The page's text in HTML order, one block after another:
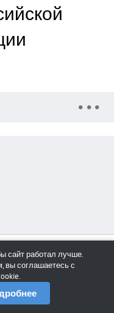
сайт работал лучше.
вы соглашаетесь с